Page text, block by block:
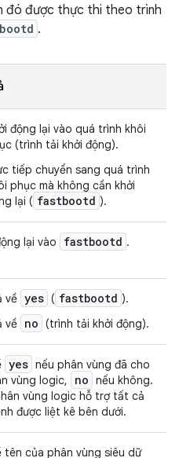
đó được thực thi theo trình
.
động lại vào quá trình khôi
(trình tải khởi động).
tiếp chuyển sang quá trình
phục mà không cần khởi
lại ( fastbootd ).
lại vào fastbootd .
về yes ( fastbootd ).
về no (trình tải khởi động).
yes nếu phân vùng đã cho
vùng logic,
no nếu không.
vùng logic hỗ trợ tất cả
được liệt kê bên dưới.
tên của phân vùng siêu dữ